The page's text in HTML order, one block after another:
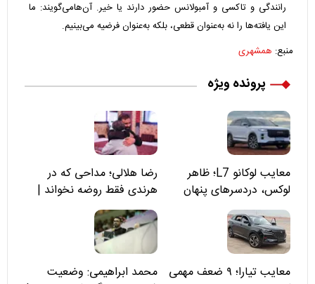
رانندگی و تاکسی و آمبولانس حضور دارند یا خیر. آن‌هامی‌گویند: ما
این یافته‌ها را نه به‌عنوان قطعی، بلکه به‌عنوان فرضیه‌ می‌بینیم.
منبع: همشهری
پرونده ویژه
معایب لوکانو L7؛ ظاهر
لوکس، دردسرهای پنهان
رضا هلالی؛ مداحی که در
هرندی فقط روضه نخواند |
مسئولان «تکیه‌گاه آقا مرتضی
علی(ع)» را جدی‌تر ببینند
معایب تیارا؛ ۹ ضعف مهمی
محمد ابراهیمی: وضعیت